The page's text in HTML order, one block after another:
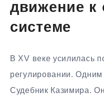
движение к
системе
В XV веке усилилась
регулировании.
Судебник Казимира.